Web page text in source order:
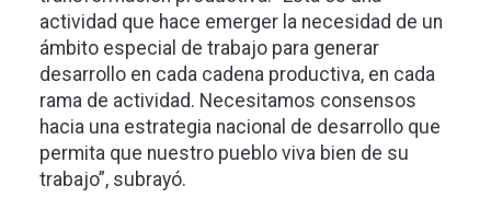
actividad que hace emerger la necesidad de un
ámbito especial de trabajo para generar
desarrollo en cada cadena productiva, en cada
rama de actividad. Necesitamos consensos
hacia una estrategia nacional de desarrollo que
permita que nuestro pueblo viva bien de su
trabajo”, subrayó.